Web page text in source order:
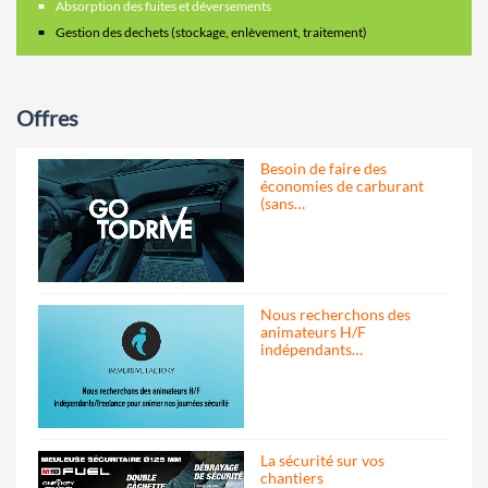
Absorption des fuites et déversements
Gestion des dechets (stockage, enlèvement, traitement)
Offres
Besoin de faire des
économies de carburant
(sans…
Nous recherchons des
animateurs H/F
indépendants…
La sécurité sur vos
chantiers